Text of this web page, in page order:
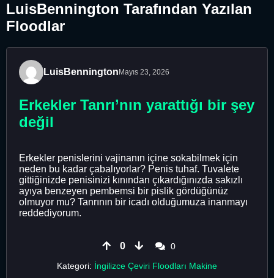
LuisBennington Tarafından Yazılan
Floodlar
LuisBennington Mayıs 23, 2026
Erkekler Tanrı’nın yarattığı bir şey
değil
Erkekler penislerini vajinanın içine sokabilmek için
neden bu kadar çabalıyorlar? Penis tuhaf. Tuvalete
gittiğinizde penisinizi kınından çıkardığınızda sakızlı
ayıya benzeyen pembemsi bir pislik gördüğünüz
olmuyor mu? Tanrının bir icadı olduğumuza inanmayı
reddediyorum.
0
0
Kategori: İngilizce Çeviri Floodları Makine